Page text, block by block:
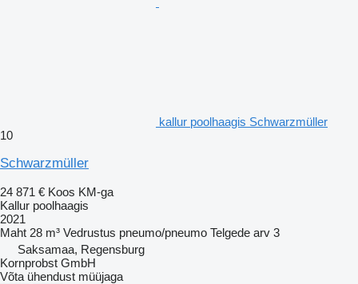
kallur poolhaagis Schwarzmüller
10
Schwarzmüller
24 871 € Koos KM-ga
Kallur poolhaagis
2021
Maht 28 m³ Vedrustus pneumo/pneumo Telgede arv 3
Saksamaa, Regensburg
Kornprobst GmbH
Võta ühendust müüjaga